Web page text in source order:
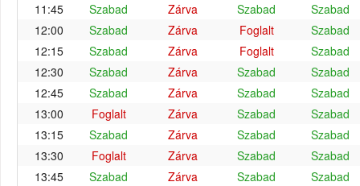
11:45
Szabad Zárva Szabad
Szabad
12:00
Szabad Zárva Foglalt
Szabad
12:15
Szabad Zárva Foglalt
Szabad
12:30
Szabad Zárva Szabad
Szabad
12:45
Szabad Zárva Szabad
Szabad
13:00
Foglalt Zárva Szabad
Szabad
13:15
Szabad Zárva Szabad
Szabad
13:30
Foglalt Zárva Szabad
Szabad
13:45
Szabad Zárva Szabad
Szabad